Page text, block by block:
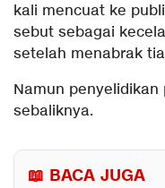
kali mencuat ke
sebut sebagai
setelah menabrak
Namun
sebaliknya.
📖 BACA JUGA